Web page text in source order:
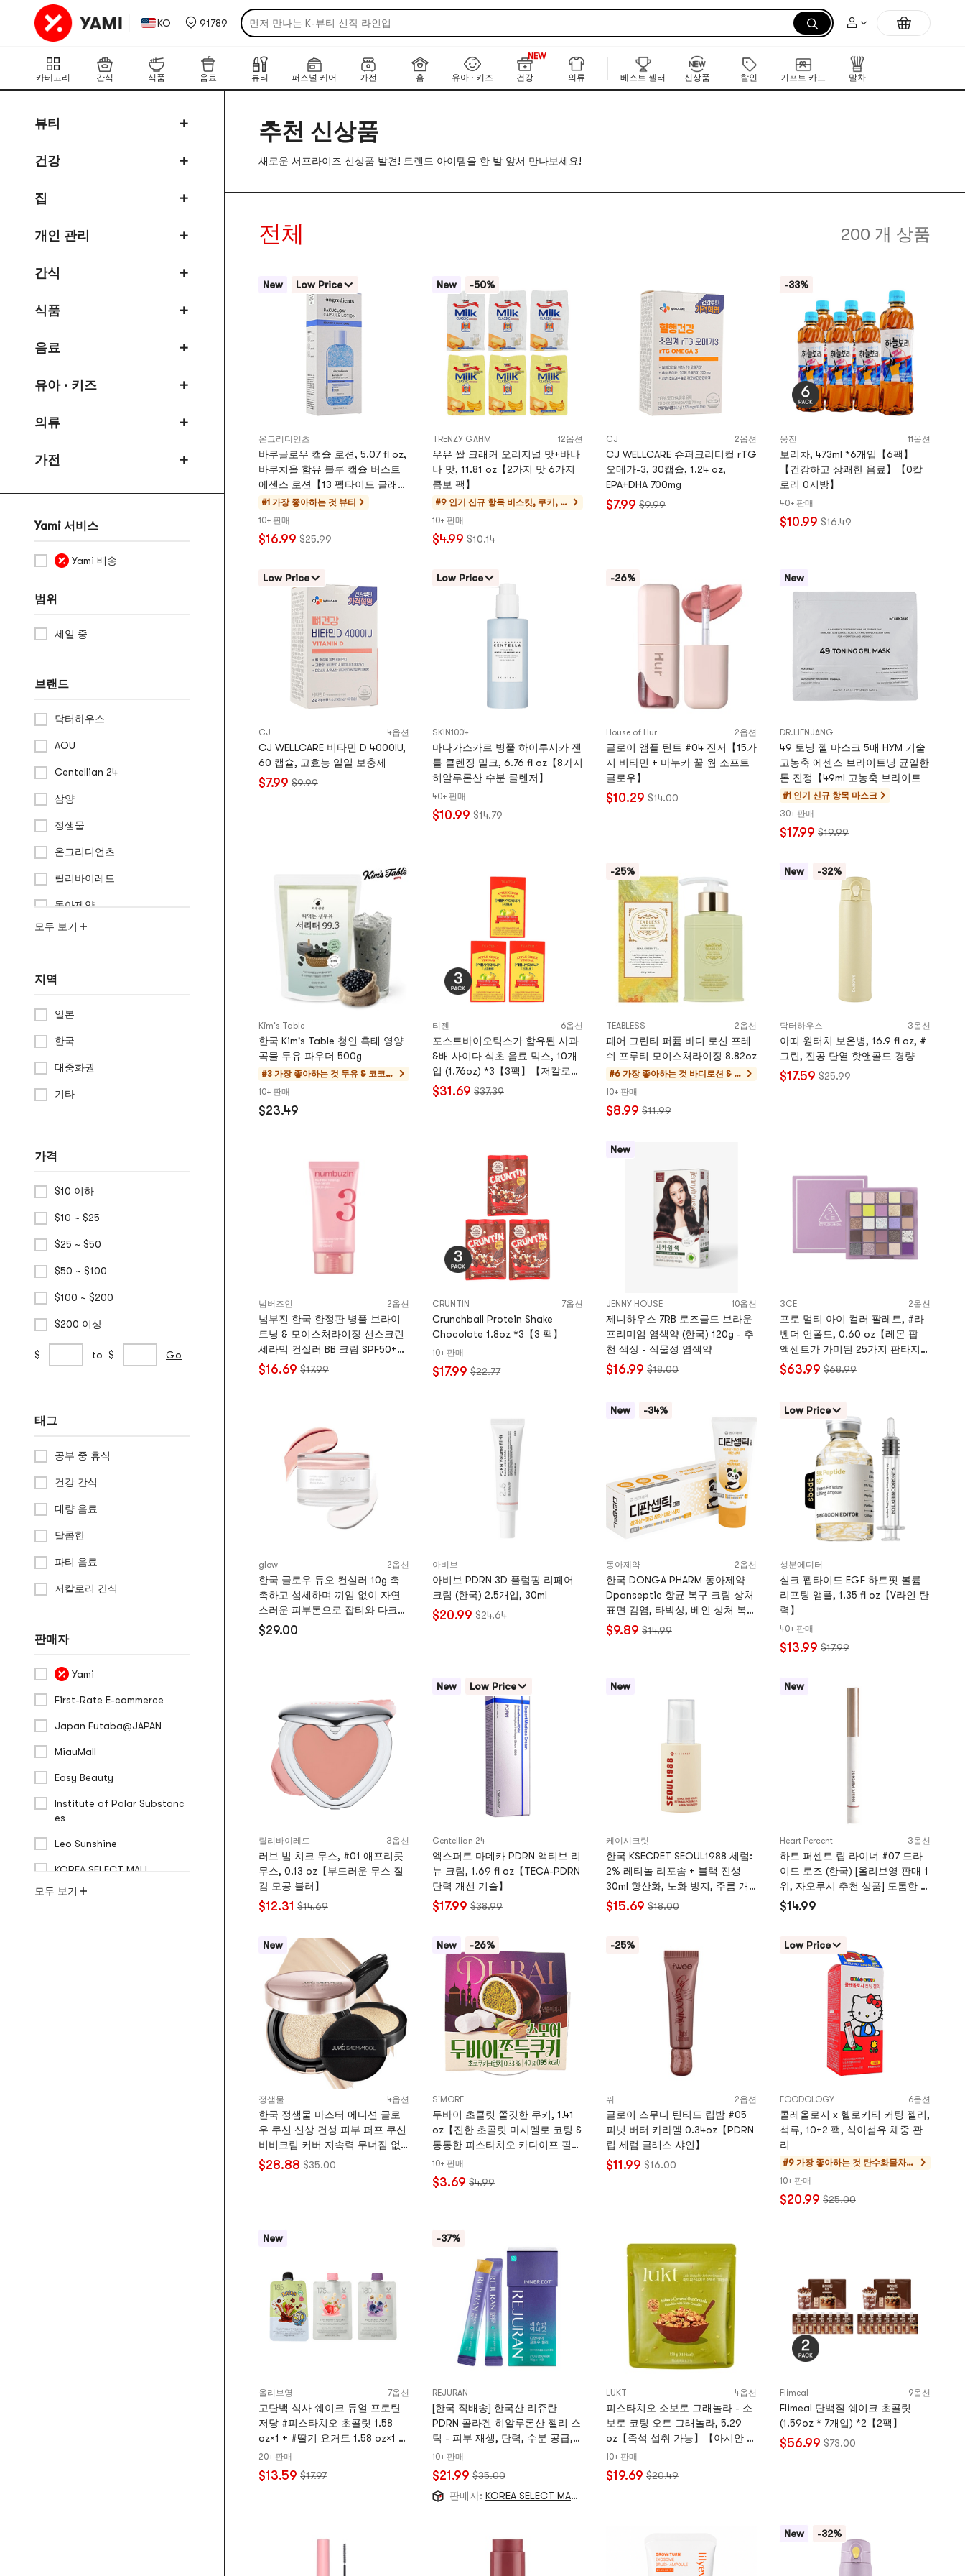
KO 91789
먼저 만나는 K-뷰티 신작 라인업
국경을 넘어 도착한 KR&JP 뉴 에디션
취향 저격! 야미 글로벌 브랜드 디렉토리
가장 핫한 한·일 라이징 뷰티템
카테고리 간식 식품 음료 뷰티 퍼스널 케어 가전 홈 유아 · 키즈 건강
NEW
999+
NEW
의류 베스트 셀러 신상품 할인 기프트 카드 말차
뷰티
건강
집
개인 관리
간식
식품
음료
유아 · 키즈
의류
가전
Yami 서비스
Yami 배송
범위
세일 중
브랜드
닥터하우스
AOU
Centellian 24
삼양
정샘물
온그리디언츠
릴리바이레드
동아제약
모두 보기
지역
일본
한국
대중화권
기타
가격
$10 이하
$10 ~ $25
$25 ~ $50
$50 ~ $100
$100 ~ $200
$200 이상
사
가
$
price
to $
price
Go
태그
공부 중 휴식
건강 간식
대량 음료
달콤한
파티 음료
저칼로리 간식
판매자
Yami
First-Rate E-commerce
Japan Futaba@JAPAN
MiauMall
Easy Beauty
Institute of Polar Substanc
es
Leo Sunshine
KOREA SELECT MALL
모두 보기
추천 신상품
새로운 서프라이즈 신상품 발견! 트렌드 아이템을 한 발 앞서 만나보세요!
전체 200 개 상품
New Low Price
온그리디언츠
바쿠글로우 캡슐 로션, 5.07 fl oz,
바쿠치올 함유 블루 캡슐 버스트
에센스 로션【13 펩타이드 글래스
스킨】
#1 가장 좋아하는 것 뷰티
10+ 판매
$16.99 $25.99
New -50%
TRENZY GAHM 12옵션
우유 쌀 크래커 오리지널 맛+바나
나 맛, 11.81 oz【2가지 맛 6가지
콤보 팩】
#9 인기 신규 항목 비스킷, 쿠키, 페
10+ 판매
$4.99 $10.14
CJ 2옵션
CJ WELLCARE 슈퍼크리티컬 rTG
오메가-3, 30캡슐, 1.24 oz,
EPA+DHA 700mg
$7.99 $9.99
-33%
웅진 11옵션
보리차, 473ml *6개입【6팩】
【건강하고 상쾌한 음료】【0칼
로리 0지방】
40+ 판매
$10.99 $16.49
Low Price
CJ 4옵션
CJ WELLCARE 비타민 D 4000IU,
60 캡슐, 고효능 일일 보충제
$7.99 $9.99
Low Price
SKIN1004
마다가스카르 병풀 하이루시카 젠
틀 클렌징 밀크, 6.76 fl oz【8가지
히알루론산 수분 클렌저】
40+ 판매
$10.99 $14.79
-26%
House of Hur 2옵션
글로이 앰플 틴트 #04 진저【15가
지 비타민 + 마누카 꿀 웜 소프트
글로우】
$10.29 $14.00
New
DR.LIENJANG
49 토닝 젤 마스크 5매 HYM 기술
고농축 에센스 브라이트닝 균일한
톤 진정【49ml 고농축 브라이트
#1 인기 신규 항목 마스크
30+ 판매
$17.99 $19.99
Kim's Table
한국 Kim's Table 청인 흑태 영양
곡물 두유 파우더 500g
#3 가장 좋아하는 것 두유 & 코코넛
10+ 판매
$23.49
티젠 6옵션
포스트바이오틱스가 함유된 사과
&배 사이다 식초 음료 믹스, 10개
입 (1.76oz) *3【3팩】【저칼로
리】【트와이스 지효 추천 제품】
$31.69 $37.39
-25%
TEABLESS 2옵션
페어 그린티 퍼퓸 바디 로션 프레
쉬 프루티 모이스처라이징 8.82oz
#6 가장 좋아하는 것 바디로션 & 제
10+ 판매
$8.99 $11.99
New -32%
닥터하우스 3옵션
아띠 원터치 보온병, 16.9 fl oz, #
그린, 진공 단열 핫앤콜드 경량
$17.59 $25.99
넘버즈인 2옵션
넘부진 한국 한정판 병풀 브라이
트닝 & 모이스처라이징 선스크린
세라믹 컨실러 BB 크림 SPF50+
PA++++ 50ml #02 글로우 핑크 하
$16.69 $17.99
CRUNTIN 7옵션
Crunchball Protein Shake
Chocolate 1.8oz *3【3 팩】
10+ 판매
$17.99 $22.77
New
JENNY HOUSE 10옵션
제니하우스 7RB 로즈골드 브라운
프리미엄 염색약 (한국) 120g - 추
천 색상 - 식물성 염색약
$16.99 $18.00
3CE 2옵션
프로 멀티 아이 컬러 팔레트, #라
벤더 언폴드, 0.60 oz【레몬 팝
액센트가 가미된 25가지 판타지
퍼플】
$63.99 $68.99
glow 2옵션
한국 글로우 듀오 컨실러 10g 촉
촉하고 섬세하며 끼임 없이 자연
스러운 피부톤으로 잡티와 다크서
클 커버 #컬러풀 핑크 / 화이트
$29.00
아비브
아비브 PDRN 3D 플럼핑 리페어
크림 (한국) 2.5개입, 30ml
$20.99 $24.64
New -34%
동아제약 2옵션
한국 DONGA PHARM 동아제약
Dpanseptic 항균 복구 크림 상처
표면 감염, 타박상, 베인 상처 복구
및 치유 30g 항균 복구 크림 소독
$9.89 $14.99
Low Price
성분에디터
실크 펩타이드 EGF 하트핏 볼륨
리프팅 앰플, 1.35 fl oz【V라인 탄
력】
40+ 판매
$13.99 $17.99
릴리바이레드 3옵션
러브 빔 치크 무스, #01 애프리콧
무스, 0.13 oz【부드러운 무스 질
감 모공 블러】
$12.31 $14.69
New Low Price
Centellian 24
엑스퍼트 마데카 PDRN 액티브 리
뉴 크림, 1.69 fl oz【TECA-PDRN
탄력 개선 기술】
$17.99 $38.99
New
케이시크릿
한국 KSECRET SEOUL1988 세럼:
2% 레티놀 리포솜 + 블랙 진생
30ml 항산화, 노화 방지, 주름 개
선, 고르지 못한 피부톤 개선, 광채
$15.69 $18.00
New
Heart Percent 3옵션
하트 퍼센트 립 라이너 #07 드라
이드 로즈 (한국) [올리브영 판매 1
위, 자오루시 추천 상품] 도톰한 입
술을 위한 필수템
$14.99
New
정샘물 4옵션
한국 정샘물 마스터 에디션 글로
우 쿠션 신상 건성 피부 퍼프 쿠션
비비크림 커버 지속력 무너짐 없
음 리필 포함 SPF50+PA++++
$28.88 $35.00
New -26%
S'MORE
두바이 초콜릿 쫄깃한 쿠키, 1.41
oz【진한 초콜릿 마시멜로 코팅 &
통통한 피스타치오 카다이프 필
링】
10+ 판매
$3.69 $4.99
-25%
퓌 2옵션
글로이 스무디 틴티드 립밤 #05
피넛 버터 카라멜 0.34oz【PDRN
립 세럼 글래스 샤인】
$11.99 $16.00
Low Price
FOODOLOGY 6옵션
콜레올로지 x 헬로키티 커팅 젤리,
석류, 10+2 팩, 식이섬유 체중 관
리
#9 가장 좋아하는 것 탄수화물차단
10+ 판매
$20.99 $25.00
New
올리브영 7옵션
고단백 식사 쉐이크 듀얼 프로틴
저당 #피스타치오 초콜릿 1.58
oz×1 + #딸기 요거트 1.58 oz×1 +
#블루베리 요거트 1.58 oz×1【3가
지 맛 3팩】
20+ 판매
$13.59 $17.97
-37%
REJURAN
[한국 직배송] 한국산 리쥬란
PDRN 콜라겐 히알루론산 젤리 스
틱 - 피부 재생, 탄력, 수분 공급,
광채, 14가지 색상 / 210g
10+ 판매
$21.99 $35.00
판매자:
KOREA SELECT MALL
LUKT 4옵션
피스타치오 소보로 그래놀라 - 소
보로 코팅 오트 그래놀라, 5.29
oz【즉석 섭취 가능】【아시안 건
강 조식】
10+ 판매
$19.69 $20.49
Flimeal 9옵션
Flimeal 단백질 쉐이크 초콜릿
(1.59oz * 7개입) *2【2팩】
$56.99 $73.00
New -32%